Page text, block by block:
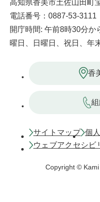
高知県香美市土佐山田町
電話番号：0887-53-3111
開庁時間: 午前8時30分
曜日、日曜日、祝日、年
香
サイトマップ 個
ウェブアクセシビ
Copyright © Kami